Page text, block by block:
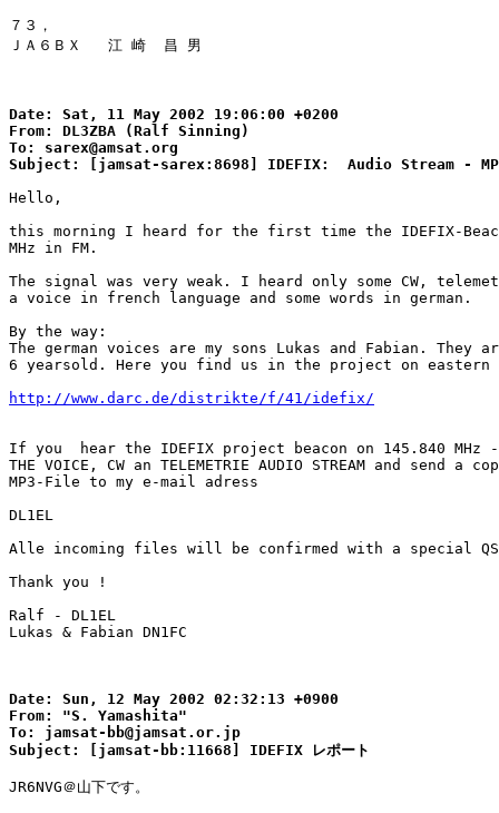
７３，
ＪＡ６ＢＸ   江 崎  昌 男
Date: Sat, 11 May 2002 19:06:00 +0200
From: DL3ZBA (Ralf Sinning)
To: sarex@amsat.org
Hello,
this morning I heard for the first time the IDEFIX-
MHz in FM.
The signal was very weak. I heard only some CW,
a voice in french language and some words in german.
By the way:
The german voices are my sons Lukas and Fabian. They
6 yearsold. Here you find us in the project on
http://www.darc.de/distrikte/f/41/idefix/
If you  hear the IDEFIX project beacon on 145.840 MHz -
THE VOICE, CW an TELEMETRIE AUDIO STREAM and send a
MP3-File to my e-mail adress
DL1EL
Alle incoming files will be confirmed with a special
Thank you !
Ralf - DL1EL
Lukas & Fabian DN1FC
Date: Sun, 12 May 2002 02:32:13 +0900
From: "S. Yamashita"
To: jamsat-bb@jamsat.or.jp
JR6NVG＠山下です。